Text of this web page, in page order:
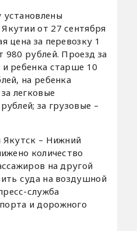
установлены
от 27 сентября
цена за перевозку 1
980 рублей. Проезд за
и ребенка старше 10
на ребенка
легковые
за грузовые –
Якутск – Нижний
количество
на другой
суда на воздушной
служба
и дорожного